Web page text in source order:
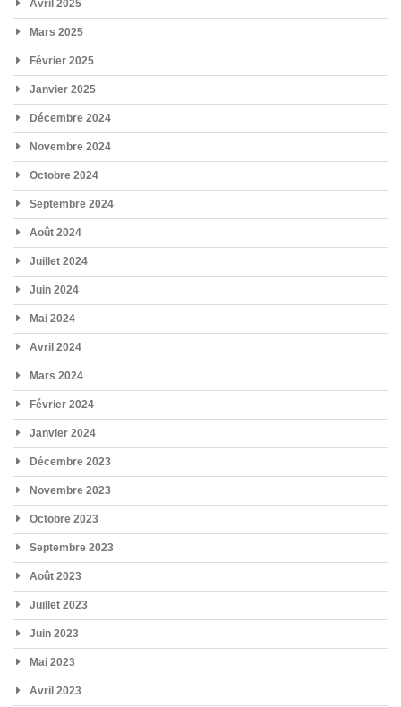
Avril 2025
Mars 2025
Février 2025
Janvier 2025
Décembre 2024
Novembre 2024
Octobre 2024
Septembre 2024
Août 2024
Juillet 2024
Juin 2024
Mai 2024
Avril 2024
Mars 2024
Février 2024
Janvier 2024
Décembre 2023
Novembre 2023
Octobre 2023
Septembre 2023
Août 2023
Juillet 2023
Juin 2023
Mai 2023
Avril 2023